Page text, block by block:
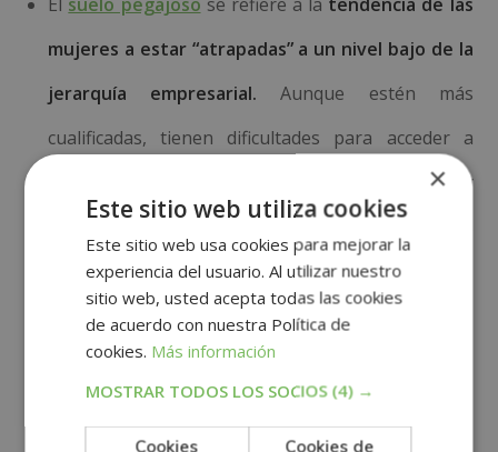
mujeres a estar “atrapadas” a un nivel bajo de la
jerarquía empresarial. Aunque estén más
cualificadas, tienen dificultades para acceder a
puestos con mayor responsabilidad y
planes ser madres.
¿Qué hacer para
superar el techo de
×
Este sitio web utiliza cookies
Este sitio web usa cookies para mejorar la
experiencia del usuario. Al utilizar nuestro
sitio web, usted acepta todas las cookies
de acuerdo con nuestra Política de
cookies. Más información
MOSTRAR TODOS LOS SOCIOS (4) →
Cookies
Cookies de